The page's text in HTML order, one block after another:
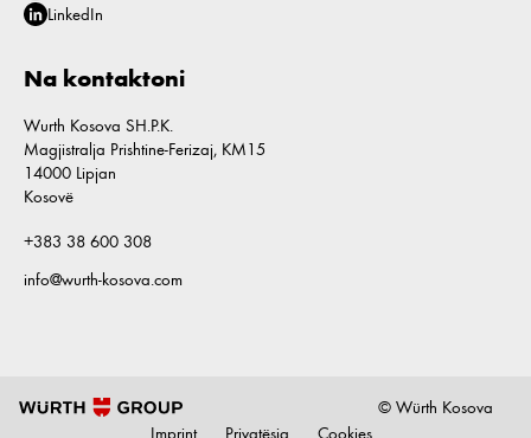
LinkedIn
Na kontaktoni
Wurth Kosova SH.P.K.
Magjistralja Prishtine-Ferizaj, KM15
14000 Lipjan
Kosovë
+383 38 600 308
info@wurth-kosova.com
© Würth Kosova
Imprint
Privatësia Cookies